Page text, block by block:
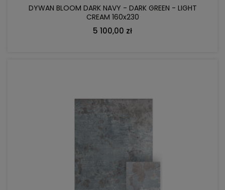
DYWAN BLOOM DARK NAVY - DARK GREEN - LIGHT
CREAM 160x230
5 100,00 zł
DO KOSZYKA